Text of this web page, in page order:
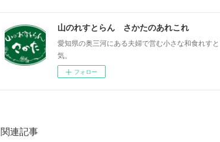
山のれすとらん さかたのあれこれ
愛知県の奥三河にある夫婦で営む小さな和食れす
気。
フォロー
関連記事